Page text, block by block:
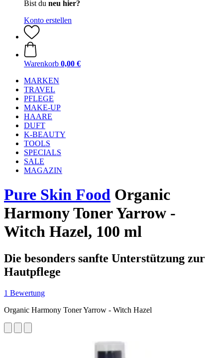
Bist du neu hier?
Konto erstellen
Warenkorb 0,00 €
MARKEN
TRAVEL
PFLEGE
MAKE-UP
HAARE
DUFT
K-BEAUTY
TOOLS
SPECIALS
SALE
MAGAZIN
Pure Skin Food Organic
Harmony Toner Yarrow -
Witch Hazel, 100 ml
Die besonders sanfte Unterstützung zur
Hautpflege
1 Bewertung
Organic Harmony Toner Yarrow - Witch Hazel